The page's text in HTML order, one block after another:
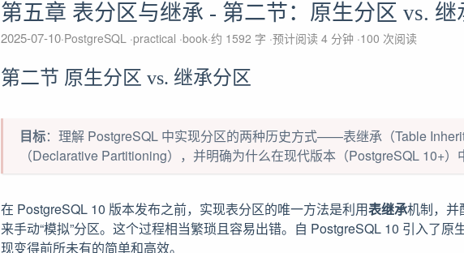
第五章 表分区与继承 - 第二节：原生分区 vs. 继
2025-07-10 PostgreSQL practical book 约 1592 字 预计阅读 4 分钟 100 次阅读
第二节 原生分区 vs. 继承分区
目标：理解 PostgreSQL 中实现分区的两种历史方式——表继承（Table
（Declarative Partitioning），并明确为什么在现代版本（PostgreSQL 10+）
在 PostgreSQL 10 版本发布之前，实现表分区的唯一方法是利用表继承机制，并
来手动“模拟”分区。这个过程相当繁琐且容易出错。自 PostgreSQL 10 引入了原
现变得前所未有的简单和高效。